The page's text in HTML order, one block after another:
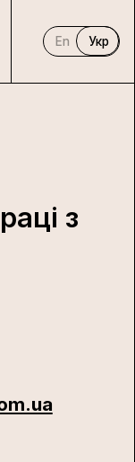
En Укр
з